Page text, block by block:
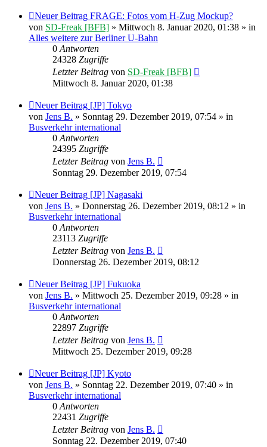
Neuer Beitrag FRAGE: Fotos vom H-Zug Mockup?
von SD-Freak [BFB] » Mittwoch 8. Januar 2020, 01:38 » in
Alles weitere zur Berliner U-Bahn
0Antworten
24328 Zugriffe
Letzter Beitrag von SD-Freak [BFB]
Mittwoch 8. Januar 2020, 01:38
Neuer Beitrag [JP] Tokyo
von Jens B. » Sonntag 29. Dezember 2019, 07:54 » in
Busverkehr international
0Antworten
24395 Zugriffe
Letzter Beitrag von Jens B.
Sonntag 29. Dezember 2019, 07:54
Neuer Beitrag [JP] Nagasaki
von Jens B. » Donnerstag 26. Dezember 2019, 08:12 » in
Busverkehr international
0Antworten
23113 Zugriffe
Letzter Beitrag von Jens B.
Donnerstag 26. Dezember 2019, 08:12
Neuer Beitrag [JP] Fukuoka
von Jens B. » Mittwoch 25. Dezember 2019, 09:28 » in
Busverkehr international
0Antworten
22897 Zugriffe
Letzter Beitrag von Jens B.
Mittwoch 25. Dezember 2019, 09:28
Neuer Beitrag [JP] Kyoto
von Jens B. » Sonntag 22. Dezember 2019, 07:40 » in
Busverkehr international
0Antworten
22431 Zugriffe
Letzter Beitrag von Jens B.
Sonntag 22. Dezember 2019, 07:40